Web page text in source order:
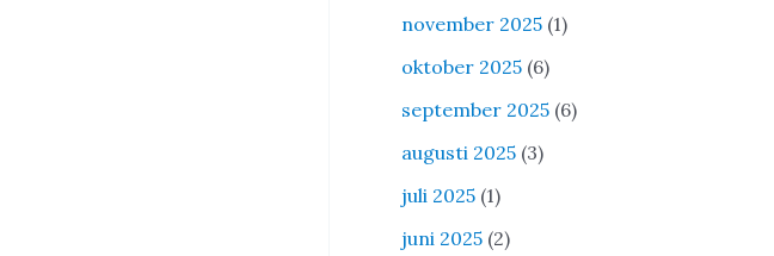
november 2025 (1)
oktober 2025 (6)
september 2025 (6)
augusti 2025 (3)
juli 2025 (1)
juni 2025 (2)